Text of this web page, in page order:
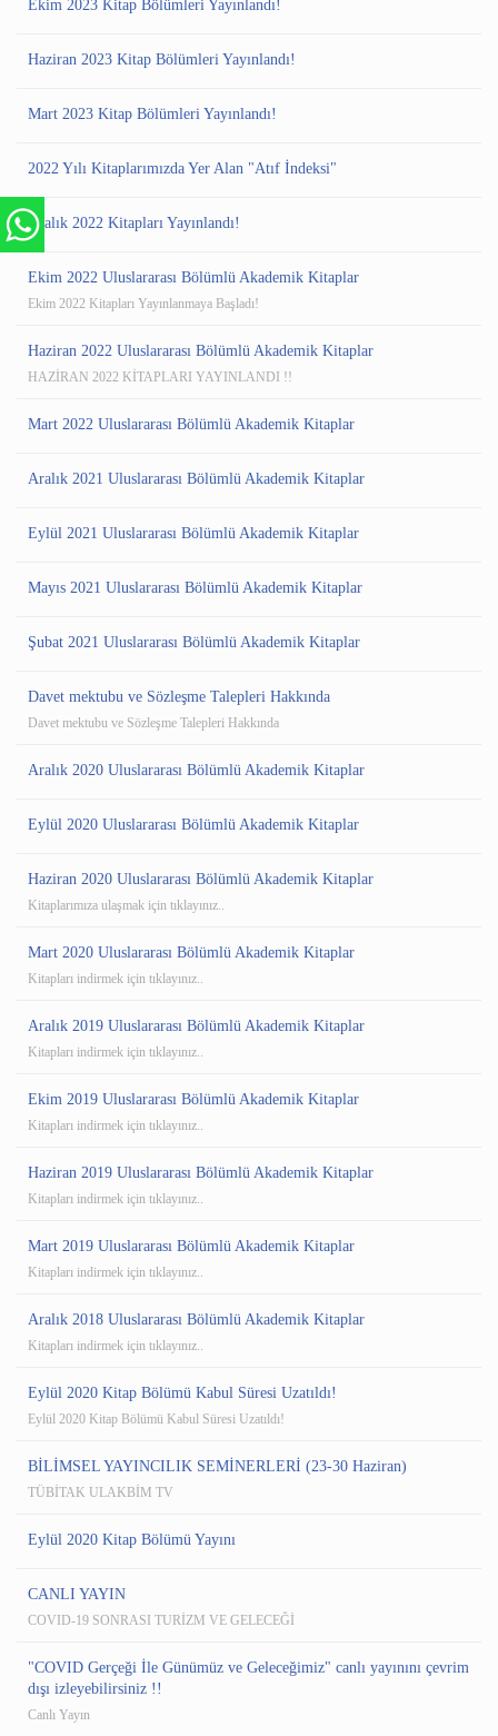
Ekim 2023 Kitap Bölümleri Yayınlandı!
Haziran 2023 Kitap Bölümleri Yayınlandı!
Mart 2023 Kitap Bölümleri Yayınlandı!
2022 Yılı Kitaplarımızda Yer Alan "Atıf İndeksi"
Aralık 2022 Kitapları Yayınlandı!
Ekim 2022 Uluslararası Bölümlü Akademik Kitaplar
Ekim 2022 Kitapları Yayınlanmaya Başladı!
Haziran 2022 Uluslararası Bölümlü Akademik Kitaplar
HAZİRAN 2022 KİTAPLARI YAYINLANDI !!
Mart 2022 Uluslararası Bölümlü Akademik Kitaplar
Aralık 2021 Uluslararası Bölümlü Akademik Kitaplar
Eylül 2021 Uluslararası Bölümlü Akademik Kitaplar
Mayıs 2021 Uluslararası Bölümlü Akademik Kitaplar
Şubat 2021 Uluslararası Bölümlü Akademik Kitaplar
Davet mektubu ve Sözleşme Talepleri Hakkında
Davet mektubu ve Sözleşme Talepleri Hakkında
Aralık 2020 Uluslararası Bölümlü Akademik Kitaplar
Eylül 2020 Uluslararası Bölümlü Akademik Kitaplar
Haziran 2020 Uluslararası Bölümlü Akademik Kitaplar
Kitaplarımıza ulaşmak için tıklayınız..
Mart 2020 Uluslararası Bölümlü Akademik Kitaplar
Kitapları indirmek için tıklayınız..
Aralık 2019 Uluslararası Bölümlü Akademik Kitaplar
Kitapları indirmek için tıklayınız..
Ekim 2019 Uluslararası Bölümlü Akademik Kitaplar
Kitapları indirmek için tıklayınız..
Haziran 2019 Uluslararası Bölümlü Akademik Kitaplar
Kitapları indirmek için tıklayınız..
Mart 2019 Uluslararası Bölümlü Akademik Kitaplar
Kitapları indirmek için tıklayınız..
Aralık 2018 Uluslararası Bölümlü Akademik Kitaplar
Kitapları indirmek için tıklayınız..
Eylül 2020 Kitap Bölümü Kabul Süresi Uzatıldı!
Eylül 2020 Kitap Bölümü Kabul Süresi Uzatıldı!
BİLİMSEL YAYINCILIK SEMİNERLERİ (23-30 Haziran)
TÜBİTAK ULAKBİM TV
Eylül 2020 Kitap Bölümü Yayını
CANLI YAYIN
COVID-19 SONRASI TURİZM VE GELECEĞİ
"COVID Gerçeği İle Günümüz ve Geleceğimiz" canlı yayınını çevrim
dışı izleyebilirsiniz !!
Canlı Yayın